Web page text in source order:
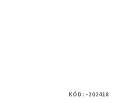
KÓD: -202418